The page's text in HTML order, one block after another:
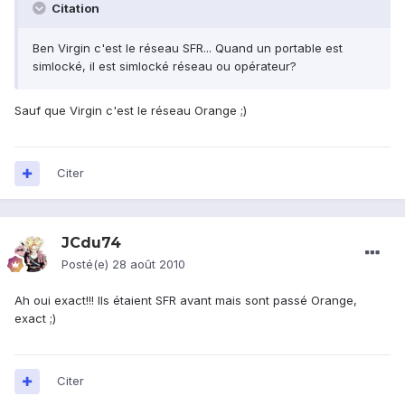
Citation
Ben Virgin c'est le réseau SFR... Quand un portable est
simlocké, il est simlocké réseau ou opérateur?
Sauf que Virgin c'est le réseau Orange ;)
Citer
JCdu74
Posté(e) 28 août 2010
Ah oui exact!!! Ils étaient SFR avant mais sont passé Orange,
exact ;)
Citer